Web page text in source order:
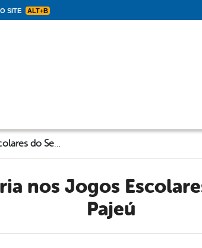
SITE ALT+B
Solidão faz história nos Jogos Escolares do Sertão do Alto Pajeú
Pajeú